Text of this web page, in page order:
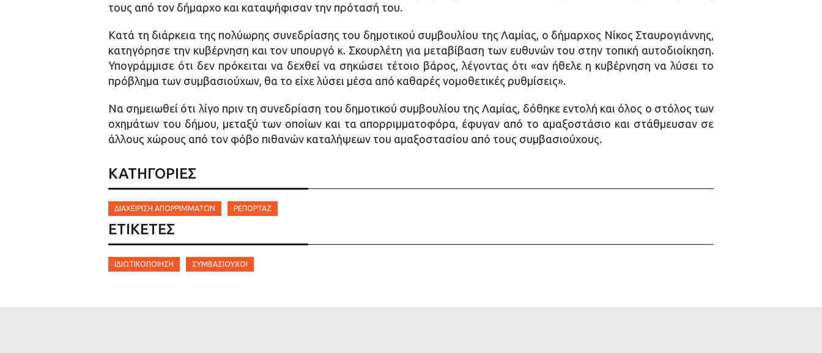
τους από τον δήμαρχο και καταψήφισαν την πρότασή του.
Κατά τη διάρκεια της πολύωρης συνεδρίασης του δημοτικού συμβουλίου της Λαμίας, ο δήμαρχος Νίκος Σταυρογιάννης,
κατηγόρησε την κυβέρνηση και τον υπουργό κ. Σκουρλέτη για μεταβίβαση των ευθυνών του στην τοπική αυτοδιοίκηση.
Υπογράμμισε ότι δεν πρόκειται να δεχθεί να σηκώσει τέτοιο βάρος, λέγοντας ότι «αν ήθελε η κυβέρνηση να λύσει το
πρόβλημα των συμβασιούχων, θα το είχε λύσει μέσα από καθαρές νομοθετικές ρυθμίσεις».
Να σημειωθεί ότι λίγο πριν τη συνεδρίαση του δημοτικού συμβουλίου της Λαμίας, δόθηκε εντολή και όλος ο στόλος των
οχημάτων του δήμου, μεταξύ των οποίων και τα απορριμματοφόρα, έφυγαν από το αμαξοστάσιο και στάθμευσαν σε
άλλους χώρους από τον φόβο πιθανών καταλήψεων του αμαξοστασίου από τους συμβασιούχους.
ΚΑΤΗΓΟΡΙΕΣ
ΔΙΑΧΕΊΡΙΣΗ ΑΠΟΡΡΙΜΜΆΤΩΝ ΡΕΠΟΡΤΆΖ
ΕΤΙΚΈΤΕΣ
ΙΔΙΩΤΙΚΟΠΟΊΗΣΗ ΣΥΜΒΑΣΙΟΎΧΟΙ